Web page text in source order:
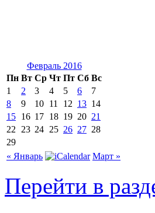
Февраль 2016
Пн Вт Ср Чт Пт Сб Вс
1
2 3 4 5 6
7
8
9 10 11 12 13 14
15 16 17 18 19 20 21
22
23 24 25 26 27 28
29
« Январь
Март »
Перейти в